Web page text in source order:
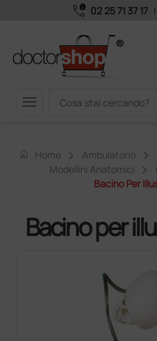
call_quality 02 25 71 37 17 |
menu
home Home Ambulatorio
Modellini Anatomici
Bacino Per
Bacino per